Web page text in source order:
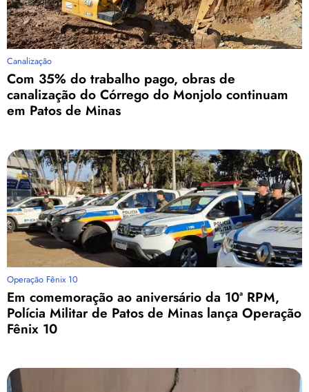
Canalização
Com 35% do trabalho pago, obras de
canalização do Córrego do Monjolo continuam
em Patos de Minas
Operação Fênix 10
Em comemoração ao aniversário da 10ª RPM,
Polícia Militar de Patos de Minas lança Operação
Fênix 10